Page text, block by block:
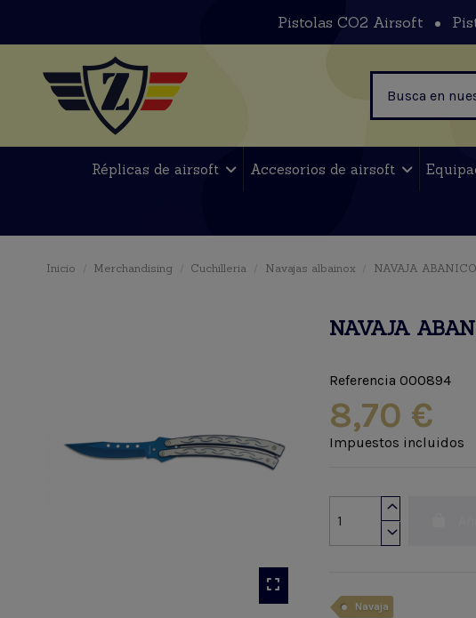
Pistolas CO2 Airsoft
Réplicas de airsoft Accesorios de airsoft
Inicio Merchandising Cuchilleria Navajas albainox NAVAJA
NAVAJA
Referencia 000894
8,70 €
Impuestos incluidos
Navaja